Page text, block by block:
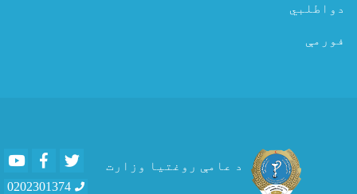
دواطلبي
فورمې
د عامې روغتیا وزارت
YoutubeFacebook
0202301374